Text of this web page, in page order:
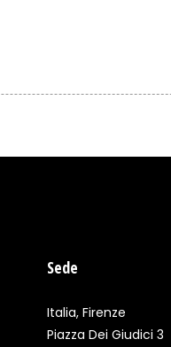
Sede
Italia, Firenze
Piazza Dei Giudici 3